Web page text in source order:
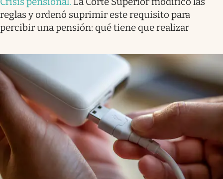
reglas y ordenó suprimir este requisito para
percibir una pensión: qué tiene que realizar